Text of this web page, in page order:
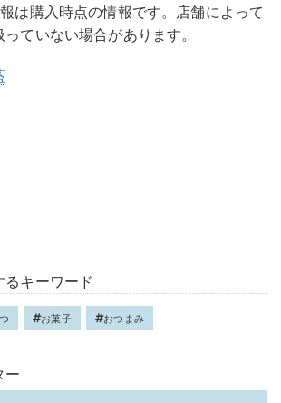
は購入時点の情報です。店舗によって
ていない場合があります。
るキーワード
お菓子 おつまみ
ー